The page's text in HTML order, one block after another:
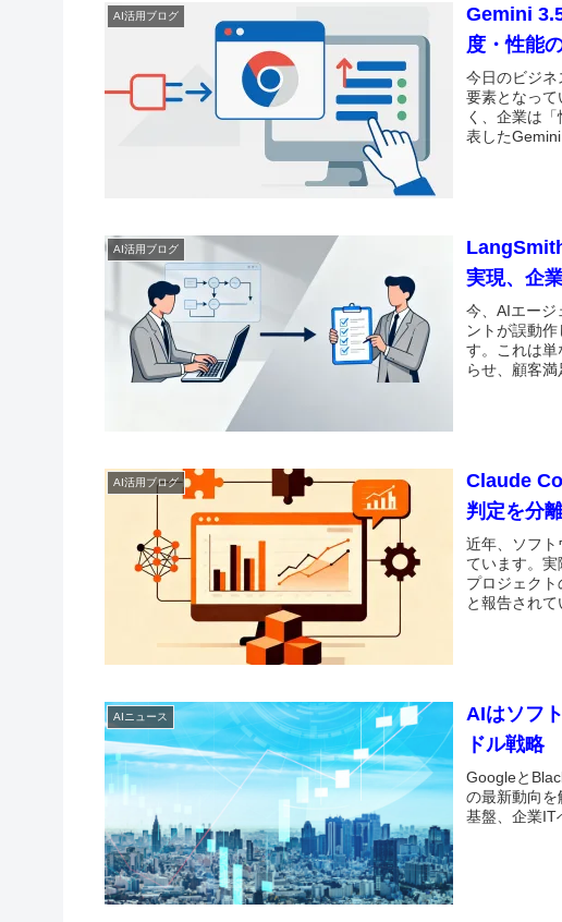
AI活用ブログ
Gemini
度・性能
今日のビジ
要素となっ
く、企業は
表した
AI活用ブログ
実現、企
今、AIエージ
ントが誤動
す。これは
らせ、顧客満
AI活用ブログ
Claude
判定を分
近年、ソフト
ています。
プロジェク
と報告されて
AIニュース
AIはソフ
ドル戦略
Googleと
の最新動向
基盤、企業IT